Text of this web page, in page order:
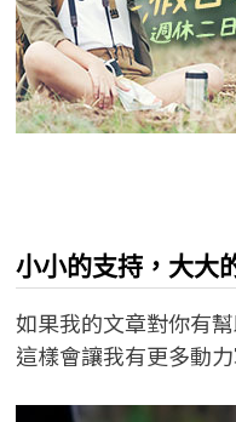
小小的支持，大大
如果我的文章對你有幫
這樣會讓我有更多動